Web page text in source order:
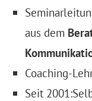
aus dem
Coaching-
Seit